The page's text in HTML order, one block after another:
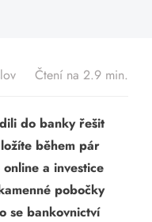
Čtení na 2.9 min.
do banky řešit
během pár
a investice
pobočky
se bankovnictví